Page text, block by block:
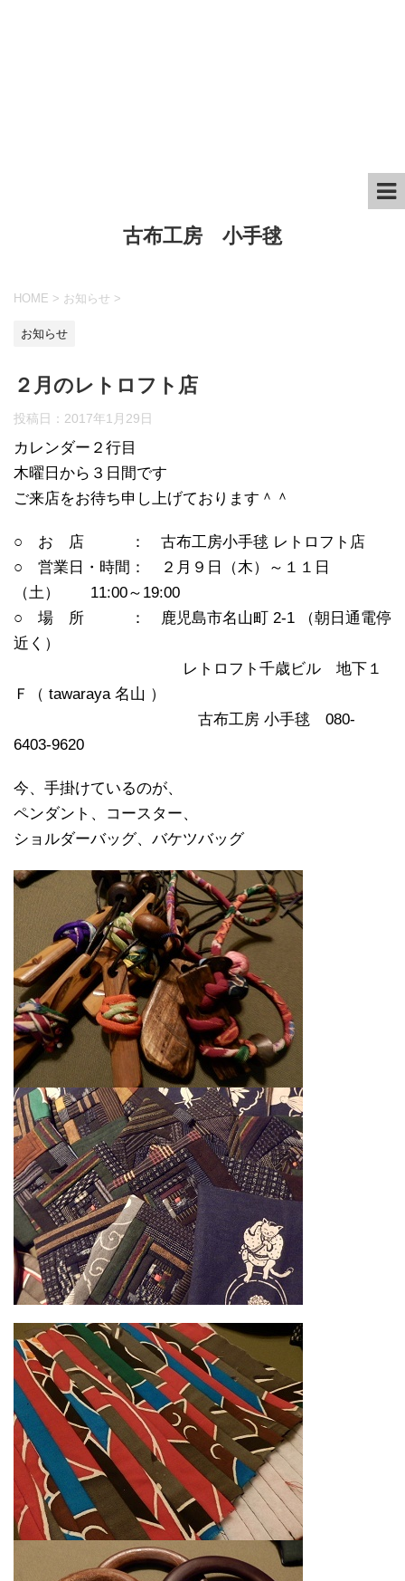
古布工房 小手毬
HOME > お知らせ >
お知らせ
２月のレトロフト店
投稿日： 2017年1月29日
カレンダー２行目
木曜日から３日間です
ご来店をお待ち申し上げております＾＾
○ お 店 ： 古布工房小手毬 レトロフト店
○ 営業日・時間： ２月９日（木）～１１日
（土） 11:00～19:00
○ 場 所 ： 鹿児島市名山町 2-1 （朝日通電停
近く）
レトロフト千歳ビル 地下１
Ｆ（ tawaraya 名山 ）
古布工房 小手毬 080-
6403-9620
今、手掛けているのが、
ペンダント、コースター、
ショルダーバッグ、バケツバッグ